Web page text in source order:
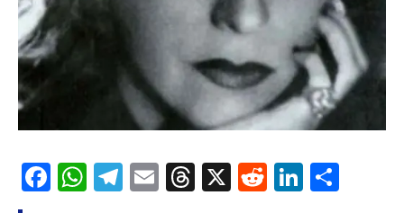
F W T E T X R Li